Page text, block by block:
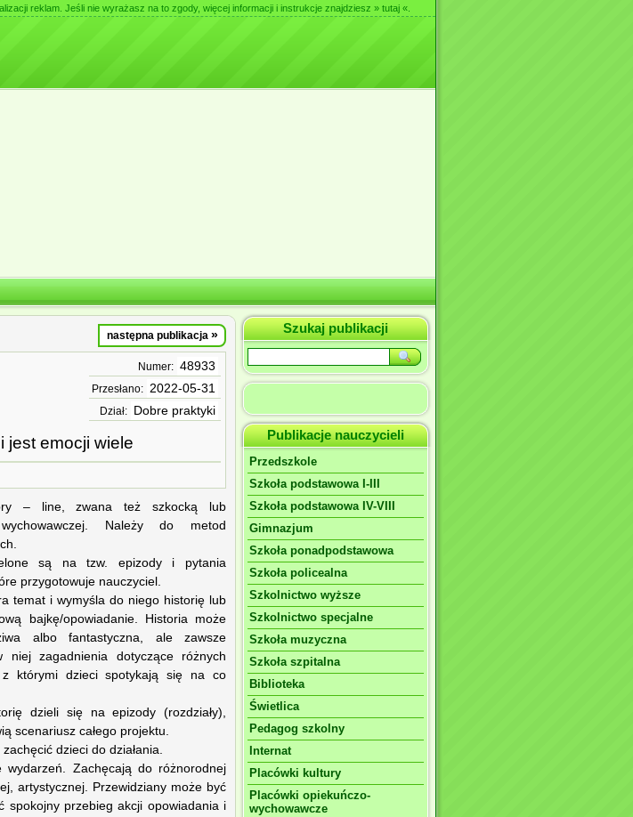
reklam. Jeśli nie wyrażasz na to zgody, więcej informacji i instrukcje znajdziesz » tutaj «
następna publikacja »
Numer: 48933
Przesłano: 2022-05-31
Dział: Dobre praktyki
jest emocji wiele
– line, zwana też szkocką lub
Należy do metod
są na tzw. epizody i pytania
przygotowuje nauczyciel.
temat i wymyśla do niego historię lub
bajkę/opowiadanie. Historia może
albo fantastyczna, ale zawsze
niej zagadnienia dotyczące różnych
z którymi dzieci spotykają się na co
dzieli się na epizody (rozdziały),
scenariusz całego projektu.
dzieci do działania.
wydarzeń. Zachęcają do różnorodnej
artystycznej. Przewidziany może być
spokojny przebieg akcji opowiadania i
Szukaj publikacji
Publikacje nauczycieli
Przedszkole
Szkoła podstawowa I-III
Szkoła podstawowa IV-VIII
Gimnazjum
Szkoła ponadpodstawowa
Szkoła policealna
Szkolnictwo wyższe
Szkolnictwo specjalne
Szkoła muzyczna
Szkoła szpitalna
Biblioteka
Świetlica
Pedagog szkolny
Internat
Placówki kultury
Placówki opiekuńczo-
wychowawcze